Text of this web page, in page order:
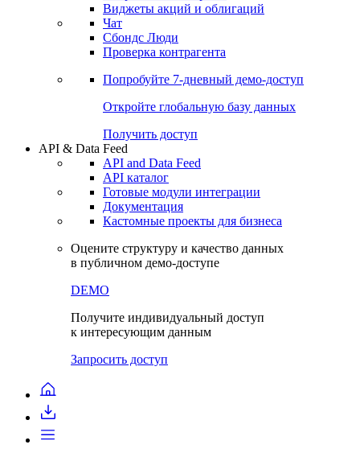
Виджеты акций и облигаций
Чат
Сбондс Люди
Проверка контрагента
Попробуйте 7-дневный демо-доступ
Откройте глобальную базу данных
Получить доступ
API & Data Feed
API and Data Feed
API каталог
Готовые модули интеграции
Документация
Кастомные проекты для бизнеса
Оцените структуру и качество данных
в публичном демо-доступе
DEMO
Получите индивидуальный доступ
к интересующим данным
Запросить доступ